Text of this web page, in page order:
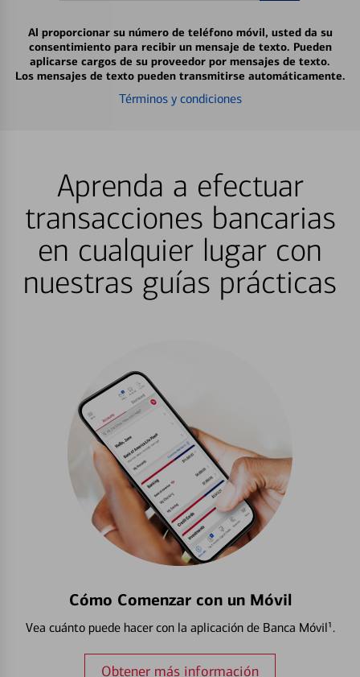
Al proporcionar su número de teléfono móvil, usted da su
consentimiento para recibir un mensaje de texto. Pueden
aplicarse cargos de su proveedor por mensajes de texto.
Los mensajes de texto pueden transmitirse automáticamente.
Términos y condiciones
Aprenda a efectuar
transacciones bancarias
en cualquier lugar con
nuestras guías prácticas
Cómo Comenzar con un Móvil
Vea cuánto puede hacer con la aplicación de Banca Móvil¹.
Obtener más información